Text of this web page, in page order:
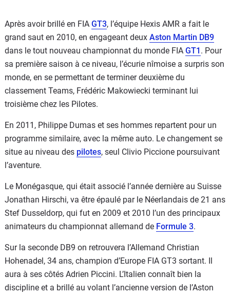
Après avoir brillé en FIA GT3, l’équipe Hexis AMR a fait le
grand saut en 2010, en engageant deux Aston Martin DB9
dans le tout nouveau championnat du monde FIA GT1 . Pour
sa première saison à ce niveau, l’écurie nîmoise a surpris son
monde, en se permettant de terminer deuxième du
classement Teams, Frédéric Makowiecki terminant lui
troisième chez les Pilotes.
En 2011, Philippe Dumas et ses hommes repartent pour un
programme similaire, avec la même auto. Le changement se
situe au niveau des pilotes, seul Clivio Piccione poursuivant
l’aventure.
Le Monégasque, qui était associé l’année dernière au Suisse
Jonathan Hirschi, va être épaulé par le Néerlandais de 21 ans
Stef Dusseldorp, qui fut en 2009 et 2010 l’un des principaux
animateurs du championnat allemand de Formule 3.
Sur la seconde DB9 on retrouvera l’Allemand Christian
Hohenadel, 34 ans, champion d’Europe FIA GT3 sortant. Il
aura à ses côtés Adrien Piccini. L’Italien connaît bien la
discipline et a brillé au volant l’ancienne version de l’Aston